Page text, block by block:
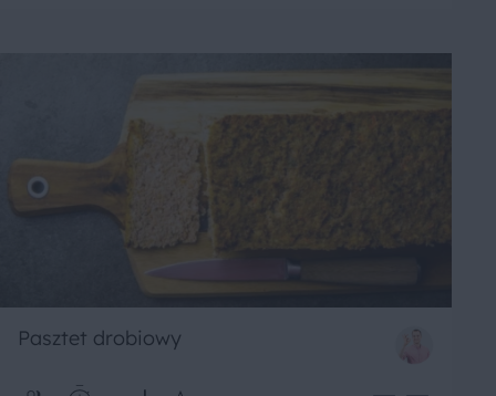
Pasztet drobiowy